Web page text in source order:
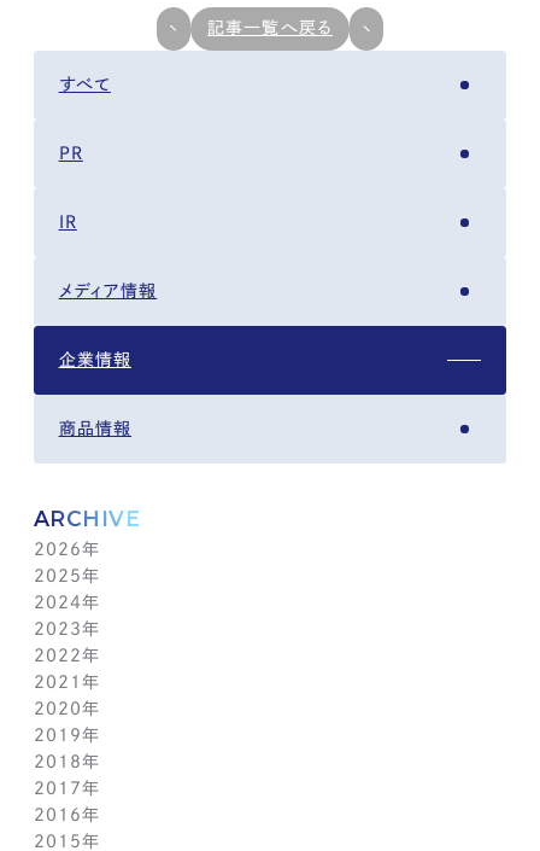
すべて
PR
IR
メディア情報
企業情報
商品情報
ARCHIVE
2026年
8月(4)
7月(14)
6月(5)
5月(6)
4月(12)
3月(13)
2月(9)
1月(4)
2025年
12月(6)
11月(5)
10月(8)
9月(12)
8月(8)
7月(10)
6月(6)
5月(7)
4月(11)
3月(9)
2024年
12月(7)
11月(5)
10月(12)
9月(4)
8月(5)
7月(11)
6月(7)
5月(5)
4月(11)
2023年
12月(3)
11月(13)
10月(11)
9月(3)
8月(5)
7月(8)
6月(2)
5月(12)
2022年
12月(2)
11月(4)
10月(4)
9月(1)
8月(3)
7月(6)
6月(2)
2021年
12月(4)
11月(2)
10月(6)
9月(3)
8月(2)
7月(7)
2020年
12月(2)
11月(3)
10月(5)
9月(3)
8月(3)
2019年
12月(2)
11月(3)
10月(4)
9月(1)
2018年
12月(2)
11月(7)
10月(8)
2017年
12月(2)
11月(5)
2016年
12月(2)
2015年
記事一覧へ戻る